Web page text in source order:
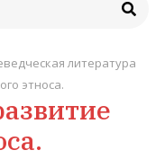
литература
этноса.